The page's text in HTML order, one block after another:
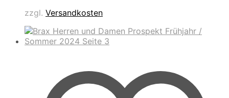
zzgl. Versandkosten